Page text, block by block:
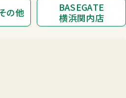
の他
BASEGATE
横浜関内店